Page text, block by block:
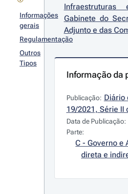
Informações
gerais
Regulamentação
Outros
Tipos
Gabinete do
Adjunto e das
Informação da
Publicação: Diário
19/2021, Série II
Data de Publicação:
Parte:
C - Governo e
direta e